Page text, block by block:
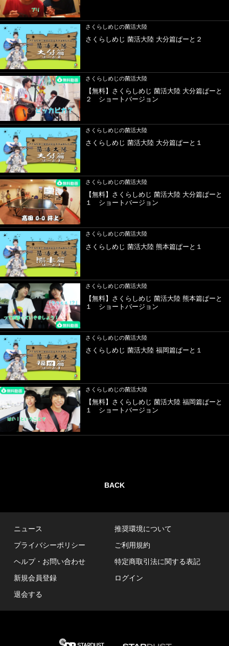
さくらしめじの菌活大陸
さくらしめじ 菌活大陸 大分篇ぱーと２
さくらしめじの菌活大陸
【無料】さくらしめじ 菌活大陸 大分篇ぱーと
２ ショートバージョン
さくらしめじの菌活大陸
さくらしめじ 菌活大陸 大分篇ぱーと１
さくらしめじの菌活大陸
【無料】さくらしめじ 菌活大陸 大分篇ぱーと
１ ショートバージョン
さくらしめじの菌活大陸
さくらしめじ 菌活大陸 熊本篇ぱーと１
さくらしめじの菌活大陸
【無料】さくらしめじ 菌活大陸 熊本篇ぱーと
１ ショートバージョン
さくらしめじの菌活大陸
さくらしめじ 菌活大陸 福岡篇ぱーと１
さくらしめじの菌活大陸
【無料】さくらしめじ 菌活大陸 福岡篇ぱーと
１ ショートバージョン
BACK
ニュース
推奨環境について
プライバシーポリシー
ご利用規約
ヘルプ・お問い合わせ
特定商取引法に関する表記
新規会員登録
ログイン
退会する